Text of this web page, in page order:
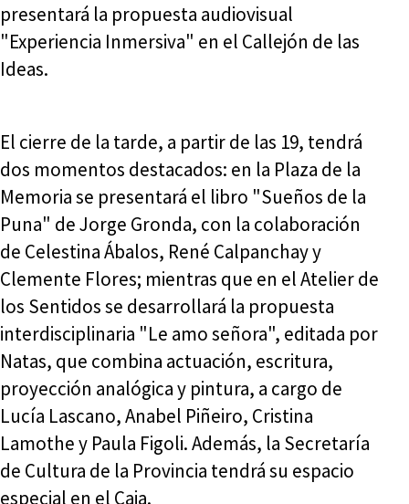
presentará la propuesta audiovisual
"Experiencia Inmersiva" en el Callejón de las
Ideas.
El cierre de la tarde, a partir de las 19, tendrá
dos momentos destacados: en la Plaza de la
Memoria se presentará el libro "Sueños de la
Puna" de Jorge Gronda, con la colaboración
de Celestina Ábalos, René Calpanchay y
Clemente Flores; mientras que en el Atelier de
los Sentidos se desarrollará la propuesta
interdisciplinaria "Le amo señora", editada por
Natas, que combina actuación, escritura,
proyección analógica y pintura, a cargo de
Lucía Lascano, Anabel Piñeiro, Cristina
Lamothe y Paula Figoli. Además, la Secretaría
de Cultura de la Provincia tendrá su espacio
especial en el Caja.